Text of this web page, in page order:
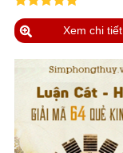
Xem chi tiết